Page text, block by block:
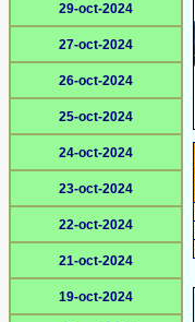
29-oct-2024
27-oct-2024
26-oct-2024
25-oct-2024
24-oct-2024
23-oct-2024
22-oct-2024
21-oct-2024
19-oct-2024